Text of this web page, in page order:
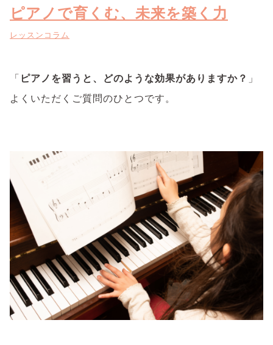
ピアノで育くむ、未来を築く力
レッスンコラム
「 ピアノを習うと、どのような効果がありますか？ 」
よくいただくご質問のひとつです。